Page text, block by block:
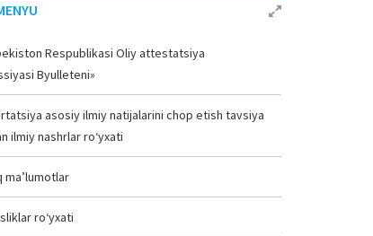
Respublikasi Oliy attestatsiya
Byulleteni»
asosiy ilmiy natijalarini chop etish tavsiya
ilmiy nashrlar ro‘yxati
ma’lumotlar
ro‘yxati